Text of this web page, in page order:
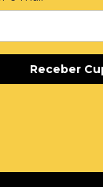
Receber